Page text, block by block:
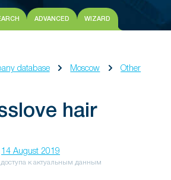
ADVANCED WIZARD
database Moscow Other
hair
14 August 2019
доступа к актуальным данным